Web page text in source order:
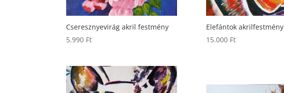
Cseresznyevirág akril festmény
5.990 Ft
Elefántok akrilfestmény
15.000 Ft